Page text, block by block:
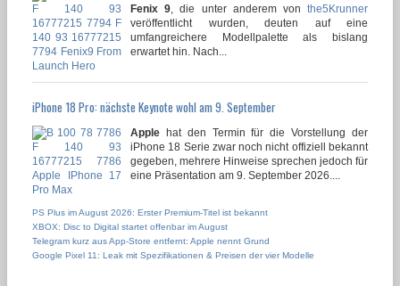
Fenix 9 , die unter anderem vonthe5Krunner
veröffentlicht wurden, deuten auf eine
umfangreichere Modellpalette als bislang
erwartet hin. Nach...
iPhone 18 Pro: nächste Keynote wohl am 9. September
Apple hat den Termin für die Vorstellung der
iPhone 18 Serie zwar noch nicht offiziell bekannt
gegeben, mehrere Hinweise sprechen jedoch für
eine Präsentation am 9. September 2026....
PS Plus im August 2026: Erster Premium-Titel ist bekannt
XBOX: Disc to Digital startet offenbar im August
Telegram kurz aus App-Store entfernt: Apple nennt Grund
Google Pixel 11: Leak mit Spezifikationen & Preisen der vier Modelle